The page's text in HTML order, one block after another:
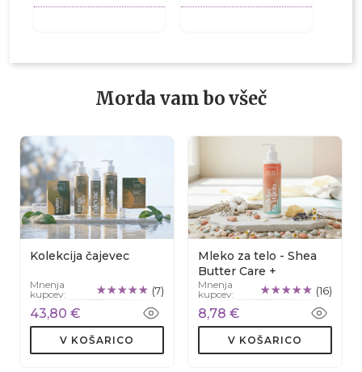
soncem za zdravje
odmrle kožne
Morda vam bo všeč
Kolekcija čajevec
Mnenja
kupcev:
(7)
43,80 €
V KOŠARICO
Mleko za telo - Shea
Butter Care +
Mnenja
kupcev:
(16)
8,78 €
V KOŠARICO